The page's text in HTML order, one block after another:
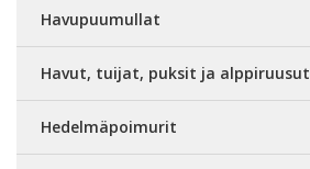
Havupuumullat
Havut, tuijat, puksit ja alppiruusut
Hedelmäpoimurit